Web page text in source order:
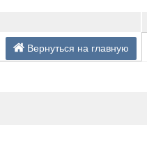
Вернуться на главную